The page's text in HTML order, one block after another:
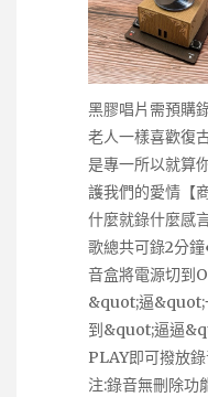
黑膠唱片需預購
老人一樣喜歡復
是專一所以就算
護我們的愛情【
什麼就錄什麼感
歌總共可錄2分
音盒將電源切到
&quot;逼&quot;
到&quot;逼逼
PLAY即可撥放
注:錄音無刪除功